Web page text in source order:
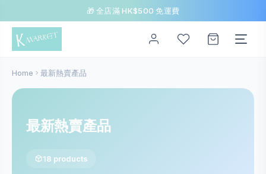
🎁 全店滿 HK$500 免運費
Home 最新熱賣產品
最新熱賣產品
18 products